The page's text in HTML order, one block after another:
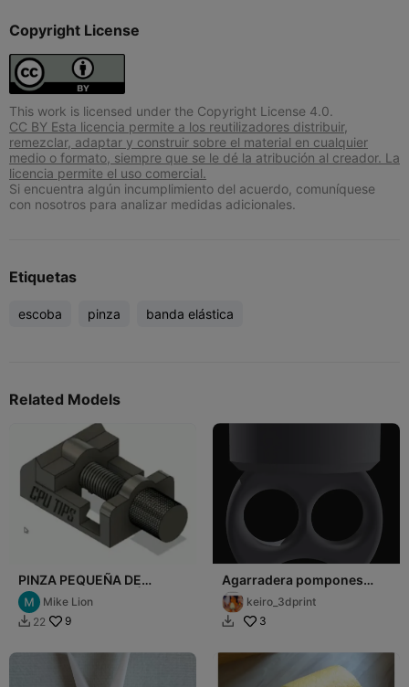
Copyright License
This work is licensed under the Copyright License 4.0.
CC BY Esta licencia permite a los reutilizadores distribuir,
remezclar, adaptar y construir sobre el material en cualquier
medio o formato, siempre que se le dé la atribución al creador. La
licencia permite el uso comercial.
Si encuentra algún incumplimiento del acuerdo, comuníquese
con nosotros para analizar medidas adicionales.
Etiquetas
escoba pinza banda elástica
Related Models
PINZA PEQUEÑA DE
APRIETE - ELECTRÓNICA
Mike Lion
 22 9
Agarradera pompones
porristaskeiro_3dprint
 3